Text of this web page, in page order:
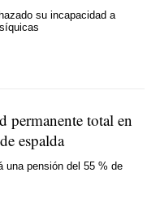
su incapacidad a
permanente total en
espalda
una pensión del 55 % de